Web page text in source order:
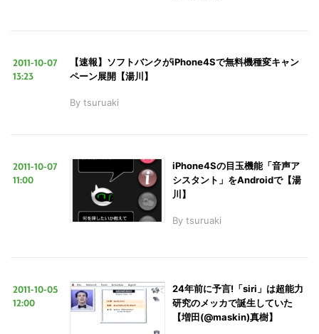
2011-10-07
13:23
【速報】ソフトバンクがiPhone4Sで無料機種変キャン
ペーン展開【湯川】
By tsuruaki
2011-10-07
11:00
iPhone4Sの目玉機能「音声ア
シスタント」をAndroidで【湯
川】
By tsuruaki
2011-10-05
12:00
24年前に予言!「siri」は超能力
研究のメッカで誕生していた
【増田(@maskin)真樹】